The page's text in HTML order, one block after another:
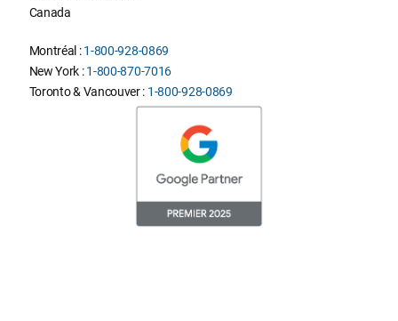
Canada
Montréal :1-800-928-0869
New York :1-800-870-7016
Toronto & Vancouver : 1-800-928-0869